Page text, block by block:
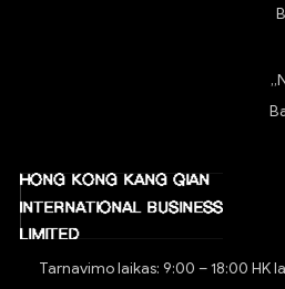
Tarnavimo laikas: 9:00 – 18:00 HK